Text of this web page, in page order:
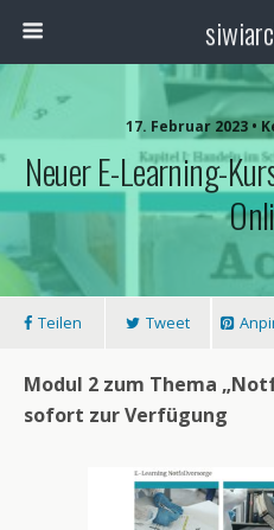
17. Februar 2023 •
Neuer E-Learning-
Teilen Tweet
Modul 2 zum Thema
sofort zur Verfügung